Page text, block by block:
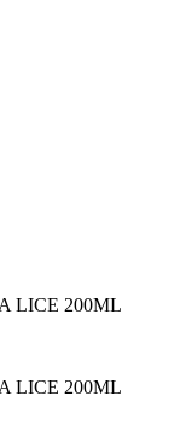
LICE 200ML
LICE 200ML